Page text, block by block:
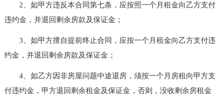
2、如甲方违反本合同第七条，应按照一个月租金向乙方支付
违约金，并退回剩余房款及保证金；
3、如甲方擅自提前终止合同，应按一个月租金向乙方支付违
约金，并退回剩余房款及保证金；
4、如乙方因非房屋问题中途退房，须按一个月房租向甲方支
付违约金，甲方退回剩余租金及保证金，否则，没收剩余房租金